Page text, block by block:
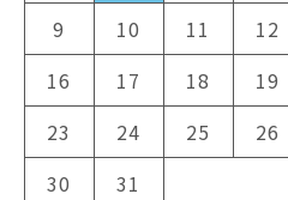
9
10 11 12
16
17 18 19
23
24 25 26
30
31